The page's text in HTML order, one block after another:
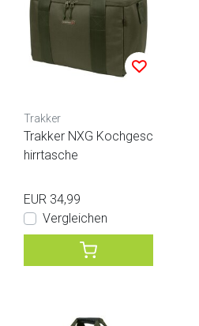
Trakker
Trakker NXG Kochgesc
hirrtasche
EUR 34,99
Vergleichen